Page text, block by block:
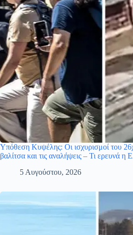
Υπόθεση Κυψέλης: Οι ισχυρισμοί του
βαλίτσα και τις αναλήψεις – Τι ερευνά
5 Αυγούστου, 2026